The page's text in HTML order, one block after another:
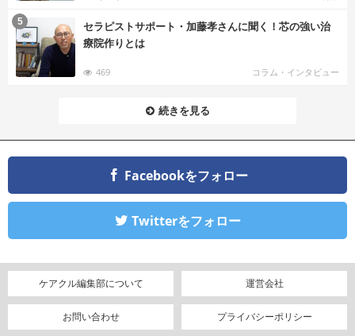
セラピストサポート・加藤孝さんに聞く！芯の強い治
療院作りとは
469 コラム・インタビュー
5
続きを見る
Facebookをフォロー
Twitterをフォロー
ケアクル編集部について 運営会社
お問い合わせ プライバシーポリシー